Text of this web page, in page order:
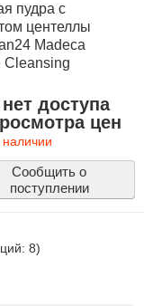
пудра с
центеллы
Madeca
Cleansing
доступа
цен
наличии
Сообщить о
поступлении
8)